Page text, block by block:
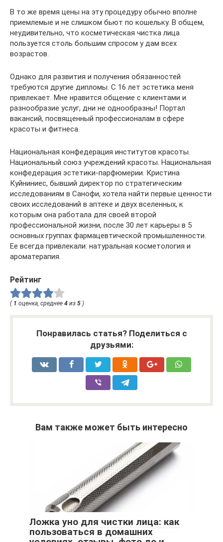
В то же время цены на эту процедуру обычно вполне
приемлемые и не слишком бьют по кошельку. В общем,
неудивительно, что косметическая чистка лица
пользуется столь большим спросом у дам всех
возрастов.
Однако для развития и получения обязанностей
требуются другие дипломы. С 16 лет эстетика меня
привлекает. Мне нравится общение с клиентами и
разнообразие услуг, дни не однообразны! Портал
вакансий, посвященный профессионалам в сфере
красоты и фитнеса.
Национальная конфедерация институтов красоты.
Национальный союз учреждений красоты. Национальная
конфедерация эстетики-парфюмерии. Кристина
Куйниниес, бывший директор по стратегическим
исследованиям в Санофи, хотела найти первые ценности
своих исследований в аптеке и двух вселенных, к
которым она работала для своей второй
профессиональной жизни, после 30 лет карьеры в 5
основных группах фармацевтической промышленности.
Ее всегда привлекали: натуральная косметология и
ароматерапия.
Рейтинг
( 1 оценка, среднее 4 из 5 )
Понравилась статья? Поделиться с
друзьями:
Вам также может быть интересно
Ложка уно для чистки лица: как
пользоваться в домашних